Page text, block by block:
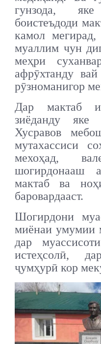
гунзода,
боистеъдоди
камол
муаллим чун
меҳри
афрӯхтанду
рӯзноманигор
Дар мактаб
зиёданду
Хусравов
мутахассиси
мехоҳад,
шогирдонааш
мактаб ва
баровардааст.
Шогирдони
миёнаи умумии
дар
истеҳсолӣ,
ҷумҳурӣ кор